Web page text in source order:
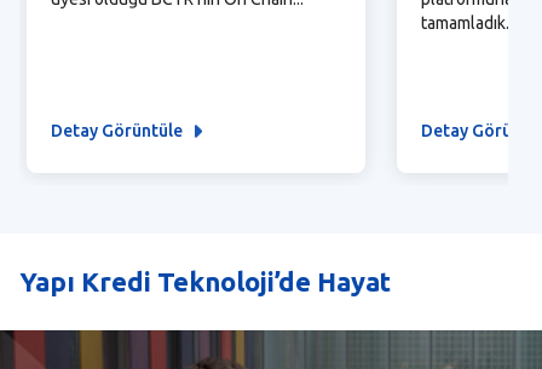
Detay Görüntüle
tamamladık.
Detay
Yapı Kredi Teknoloji’de Hayat